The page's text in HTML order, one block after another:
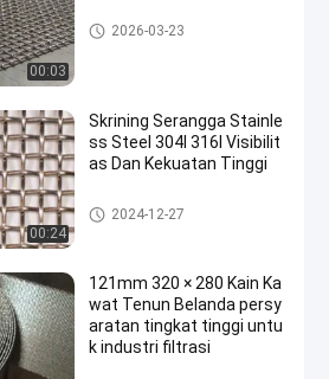
00:03
ss anyaman wire mesh
2026-03-23
00:24
Skrining Serangga Stainle
ss Steel 304l 316l Visibilit
as Dan Kekuatan Tinggi
ss anyaman wire mesh
2024-12-27
121mm 320 × 280 Kain Ka
wat Tenun Belanda persy
aratan tingkat tinggi untu
k industri filtrasi